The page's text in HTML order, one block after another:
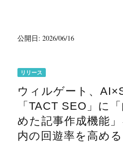
公開日: 2026/06/16
リリース
ウィルゲート、
「TACT SEO」に
めた記事作成機能
内の回遊率を高め